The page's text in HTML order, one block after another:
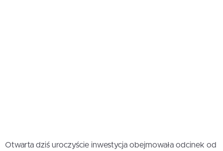
Otwarta dziś uroczyście inwestycja obejmowała odcinek od